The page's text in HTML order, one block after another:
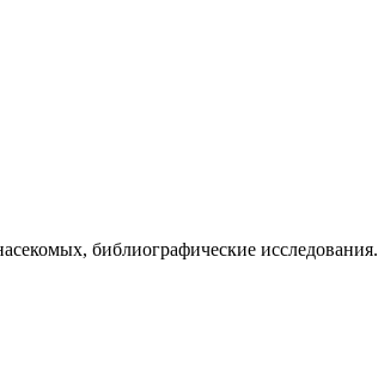
библиографические исследования.